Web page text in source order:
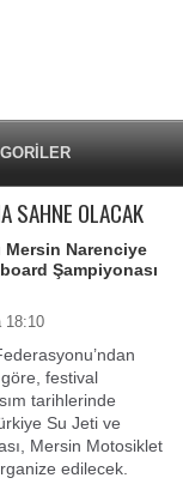
SAHNE OLACAK
Mersin Narenciye
Şampiyonası
18:10
festival
tarihlerinde
Su Jeti ve
Mersin Motosiklet
edilecek.